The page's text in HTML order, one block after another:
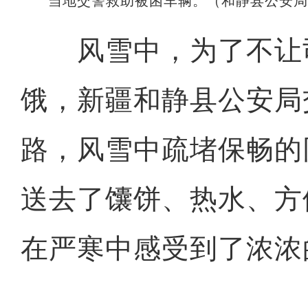
风雪中，为了不让
饿，新疆和静县公安
路，风雪中疏堵保畅
送去了馕饼、热水、
在严寒中感受到了浓